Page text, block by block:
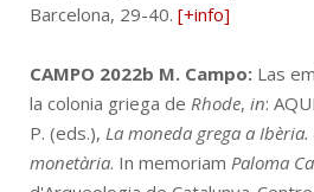
Barcelona, 29-40. [+info]
CAMPO 2022b M. Campo: Las
la colonia griega de Rhode, in:
P. (eds.), La moneda grega a
monetària. In memoriam Paloma